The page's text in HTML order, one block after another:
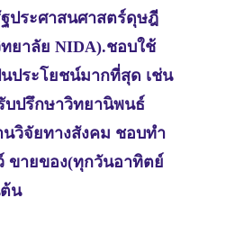
ประศาสนศาสตร์ดุษฎี
าลัย NIDA).ชอบใช้
นประโยชน์มากที่สุด เช่น
บปรึกษาวิทยานิพนธ์
วิจัยทางสังคม ชอบทำ
ขายของ(ทุกวันอาทิตย์
น